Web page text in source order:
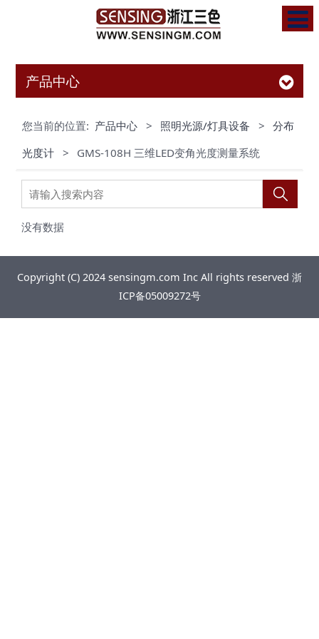
产品中心
您当前的位置: 产品中心 > 照明光源/灯具设备 >
分布
光度计 > GMS-108H 三维LED变角光度测量系统
没有数据
Copyright (C) 2024 sensingm.com Inc All rights reserved 浙
ICP备05009272号